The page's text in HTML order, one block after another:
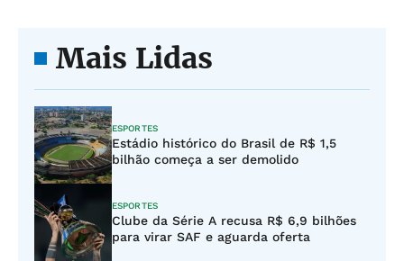
Mais Lidas
ESPORTES
Estádio histórico do Brasil de R$ 1,5
bilhão começa a ser demolido
ESPORTES
Clube da Série A recusa R$ 6,9 bilhões
para virar SAF e aguarda oferta